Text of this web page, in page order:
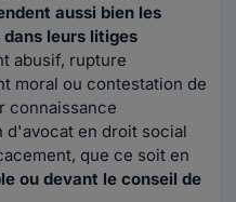
aussi bien les
leurs litiges
abusif, rupture
moral ou contestation de
connaissance
d'avocat en droit social
que ce soit en
ou devant le conseil de